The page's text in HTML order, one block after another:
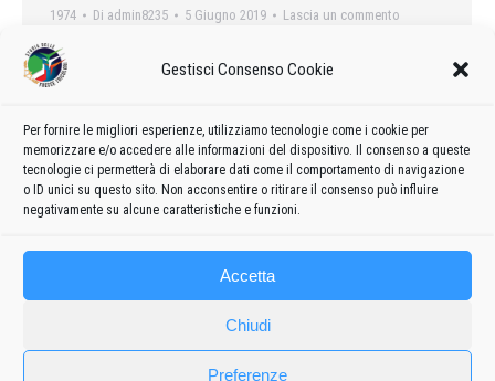
Gestisci Consenso Cookie
Per fornire le migliori esperienze, utilizziamo tecnologie come i cookie per
memorizzare e/o accedere alle informazioni del dispositivo. Il consenso a queste
tecnologie ci permetterà di elaborare dati come il comportamento di navigazione
o ID unici su questo sito. Non acconsentire o ritirare il consenso può influire
negativamente su alcune caratteristiche e funzioni.
Accetta
Chiudi
Preferenze
1974 Di admin8235 5 Giugno 2019 Lascia un commento
Due aerei della pattuglia acrobatica nazionale « Frecce
tricolori » si sono scontrati in volo poco dopo le 16 nel cielo di
due piloti – il sottotenente Sandro Santilli, di 29 anni, di Osimo
(Ancona) e il sottotenente Ivano Poffe, di 28, di
Boscochiesanova (Verona) – sono morti sul colpo.